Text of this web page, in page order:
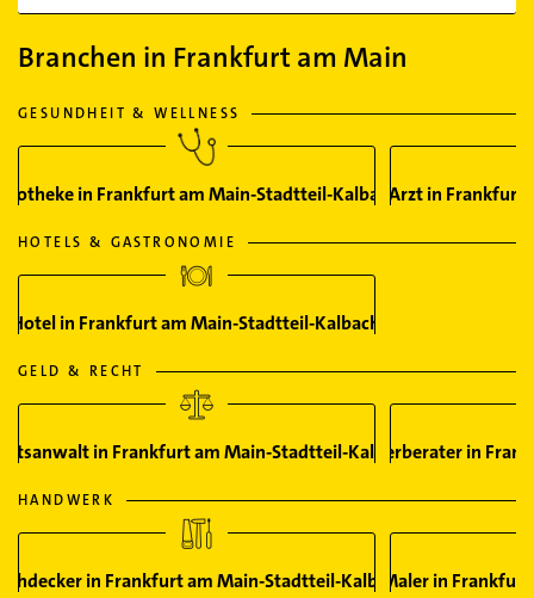
Branchen in Frankfurt am Main
GESUNDHEIT & WELLNESS
in Frankfurt am Main-Stadtteil-KalbachArzt in Frankfurt
HOTELS & GASTRONOMIE
Hotel in Frankfurt am Main-Stadtteil-Kalbach
GELD & RECHT
in Frankfurt am Main-Stadtteil-KalbachSteuerberater in
HANDWERK
in Frankfurt am Main-Stadtteil-KalbachMaler in